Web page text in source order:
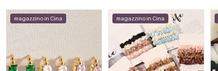
magazzino in Cina magazzino in Cina